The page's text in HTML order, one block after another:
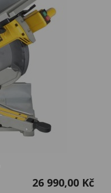
26 990,00 Kč